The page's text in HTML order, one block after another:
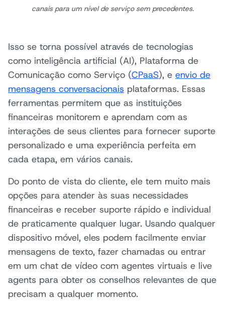
canais para um nível de serviço sem precedentes.
Isso se torna possível através de tecnologias
como inteligência artificial (AI), Plataforma de
Comunicação como Serviço (CPaaS), e envio de
mensagens conversacionais plataformas. Essas
ferramentas permitem que as instituições
financeiras monitorem e aprendam com as
interações de seus clientes para fornecer suporte
personalizado e uma experiência perfeita em
cada etapa, em vários canais.
Do ponto de vista do cliente, ele tem muito mais
opções para atender às suas necessidades
financeiras e receber suporte rápido e individual
de praticamente qualquer lugar. Usando qualquer
dispositivo móvel, eles podem facilmente enviar
mensagens de texto, fazer chamadas ou entrar
em um chat de vídeo com agentes virtuais e live
agents para obter os conselhos relevantes de que
precisam a qualquer momento.